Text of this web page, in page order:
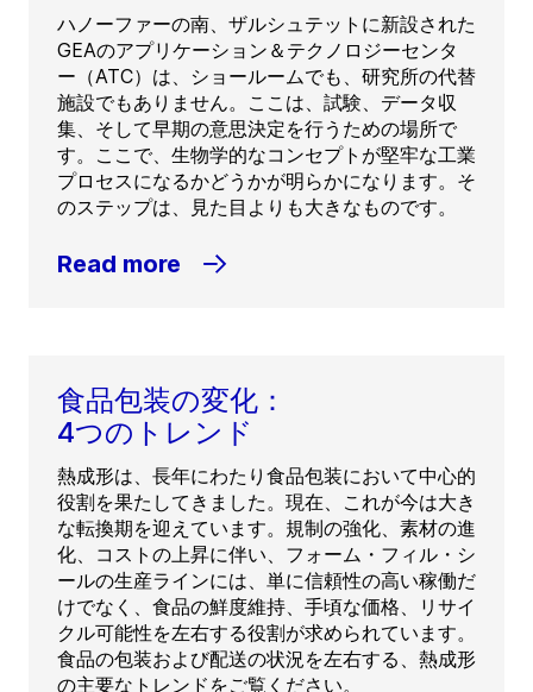
ハノーファーの南、ザルシュテットに新設された
GEAのアプリケーション＆テクノロジーセンタ
ー（ATC）は、ショールームでも、研究所の代替
施設でもありません。ここは、試験、データ収
集、そして早期の意思決定を行うための場所で
す。ここで、生物学的なコンセプトが堅牢な工業
プロセスになるかどうかが明らかになります。そ
のステップは、見た目よりも大きなものです。
Read more
食品包装の変化：
4つのトレンド
熱成形は、長年にわたり食品包装において中心的
役割を果たしてきました。現在、これが今は大き
な転換期を迎えています。規制の強化、素材の進
化、コストの上昇に伴い、フォーム・フィル・シ
ールの生産ラインには、単に信頼性の高い稼働だ
けでなく、食品の鮮度維持、手頃な価格、リサイ
クル可能性を左右する役割が求められています。
食品の包装および配送の状況を左右する、熱成形
の主要なトレンドをご覧ください。